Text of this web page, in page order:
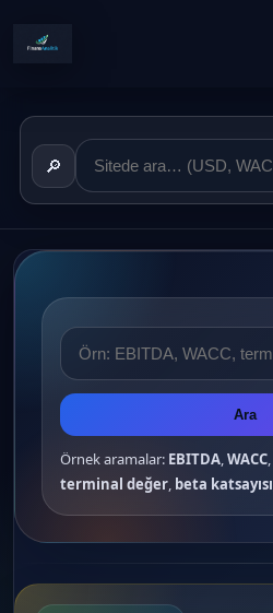
🔎
Ara
Örnek aramalar: EBITDA,WACC,
terminal değer, beta katsayısı